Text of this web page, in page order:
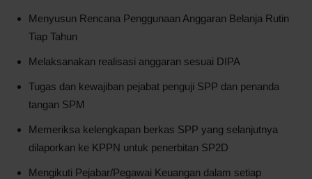
Menyusun Rencana Penggunaan Anggaran Belanja Rutin
Tiap Tahun
Melaksanakan realisasi anggaran sesuai DIPA
Tugas dan kewajiban pejabat penguji SPP dan penanda
tangan SPM
Memeriksa kelengkapan berkas SPP yang selanjutnya
dilaporkan ke KPPN untuk penerbitan SP2D
Mengikuti Pejabar/Pegawai Keuangan dalam setiap